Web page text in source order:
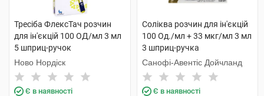
Тресіба ФлексТач розчин
для ін'єкцій 100 ОД/мл 3 мл
5 шприц-ручок
Ново Нордіск
Є в наявності
Соліква розчин для ін'єкцій
100 Од./мл + 33 мкг/мл 3 мл
3 шприц-ручка
Санофі-Авентіс Дойчланд
Є в наявності